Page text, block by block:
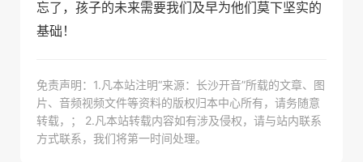
忘了，孩子的未来需要我们及早为他们莫下坚实的
基础！
免责声明：1.凡本站注明“来源：长沙开音”所载的文章、图
片、音频视频文件等资料的版权归本中心所有，请务随意
转载，； 2.凡本站转载内容如有涉及侵权，请与站内联系
方式联系，我们将第一时间处理。